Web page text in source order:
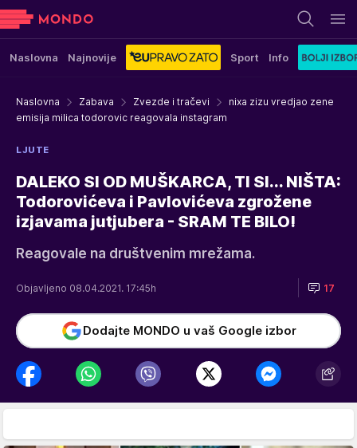
Naslovna Najnovije Sport Info
Naslovna Zabava Zvezde i tračevi
nixa zizu vredjao zene
emisija milica todorovic reagovala instagram
LJUTE
DALEKO SI OD MUŠKARCA, TI SI... NIŠTA:
Todorovićeva i Pavlovićeva zgrožene
izjavama jutjubera - SRAM TE BILO!
Reagovale na društvenim mrežama.
Objavljeno 08.04.2021. 17:45h 17
Dodajte MONDO u vaš Google izbor